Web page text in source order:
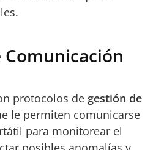
protocolos de gestión de
le permiten comunicarse
para monitorear el